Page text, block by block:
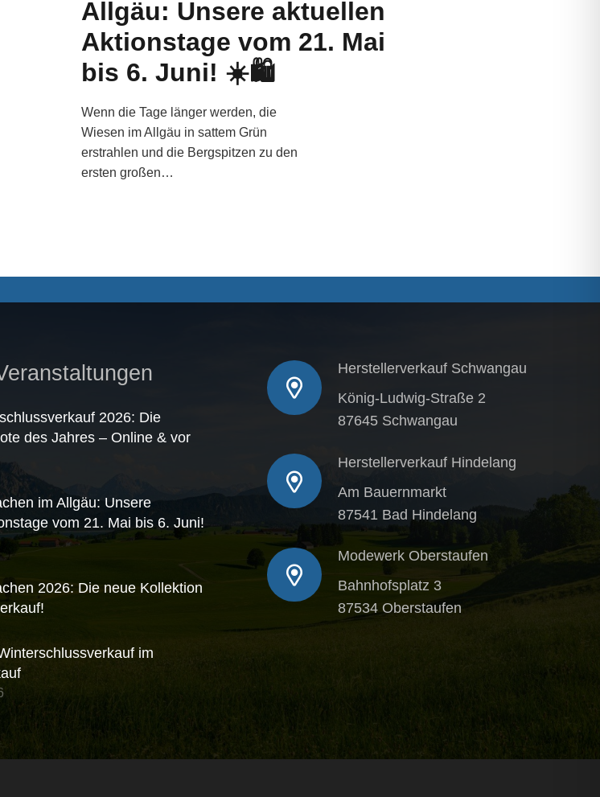
Allgäu: Unsere aktuellen
Aktionstage vom 21. Mai
bis 6. Juni! ☀️🛍️
Wenn die Tage länger werden, die
Wiesen im Allgäu in sattem Grün
erstrahlen und die Bergspitzen zu den
ersten großen…
2026: Die
des Jahres – Online & vor
im Allgäu: Unsere
vom 21. Mai bis 6. Juni!
2026: Die neue Kollektion
im
Herstellerverkauf Schwangau
König-Ludwig-Straße 2
87645 Schwangau
Herstellerverkauf Hindelang
Am Bauernmarkt
87541 Bad Hindelang
Modewerk Oberstaufen
Bahnhofsplatz 3
87534 Oberstaufen